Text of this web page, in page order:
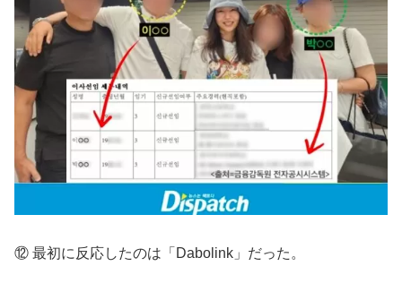
⑫ 最初に反応したのは「Dabolink」だった。